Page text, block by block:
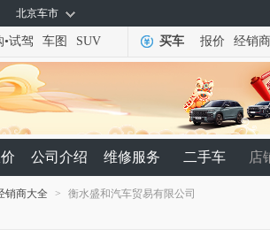
北京车市
•试驾 车图 SUV 买车 报价 经销商
公司介绍 维修服务 二手车 店
销商大全 > 衡水盛和汽车贸易有限公司